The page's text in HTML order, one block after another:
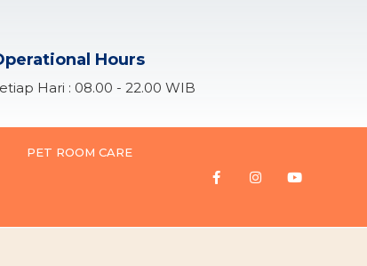
Hours
Hari : 08.00 - 22.00 WIB
PET ROOM CARE